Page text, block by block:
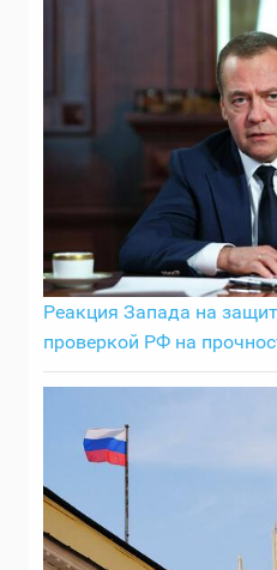
Реакция Запада на
проверкой РФ на